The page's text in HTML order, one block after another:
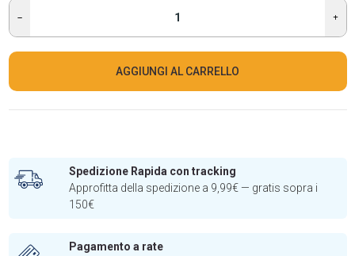
AGGIUNGI AL CARRELLO
Spedizione Rapida con tracking
Approfitta della spedizione a 9,99€ — gratis sopra i
150€
Pagamento a rate